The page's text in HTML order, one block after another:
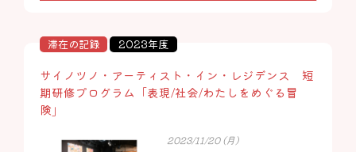
滞在の記録 2023年度
サイノツノ・アーティスト・イン・レジデンス 短
期研修プログラム「表現/社会/わたしをめぐる冒
険」
2023/11/20 (月)